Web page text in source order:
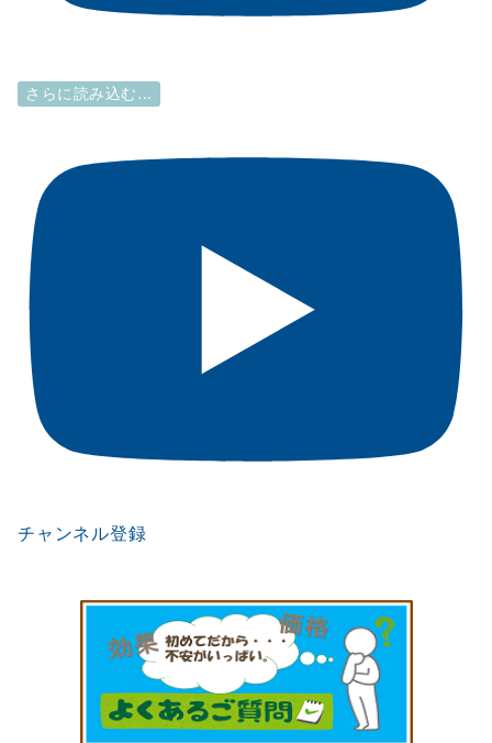
さらに読み込む...
チャンネル登録